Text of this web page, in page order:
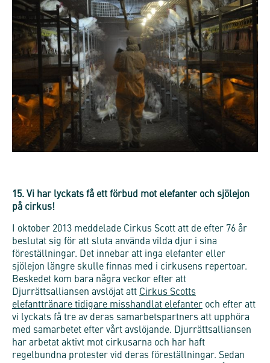
15. Vi har lyckats få ett förbud mot elefanter och sjölejon
på cirkus!
I oktober 2013 meddelade Cirkus Scott att de efter 76 år
beslutat sig för att sluta använda vilda djur i sina
föreställningar. Det innebar att inga elefanter eller
sjölejon längre skulle finnas med i cirkusens repertoar.
Beskedet kom bara några veckor efter att
Djurrättsalliansen avslöjat att Cirkus Scotts
elefanttränare tidigare misshandlat elefanter och efter att
vi lyckats få tre av deras samarbetspartners att upphöra
med samarbetet efter vårt avslöjande. Djurrättsalliansen
har arbetat aktivt mot cirkusarna och har haft
regelbundna protester vid deras föreställningar. Sedan